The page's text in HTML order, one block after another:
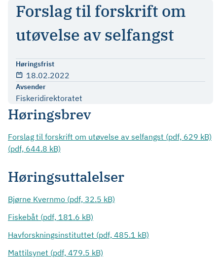
Forslag til forskrift om
utøvelse av selfangst
Høringsfrist
18.02.2022
Avsender
Fiskeridirektoratet
Høringsbrev
Forslag til forskrift om utøvelse av selfangst (pdf, 629 kB)
(pdf, 644.8 kB)
Høringsuttalelser
Bjørne Kvernmo (pdf, 32.5 kB)
Fiskebåt (pdf, 181.6 kB)
Havforskningsinstituttet (pdf, 485.1 kB)
Mattilsynet (pdf, 479.5 kB)